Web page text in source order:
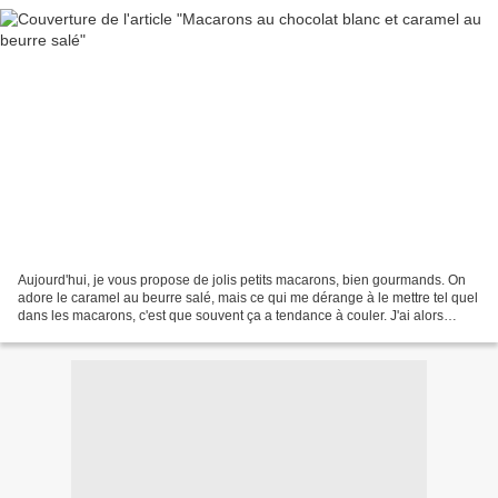
Aujourd'hui, je vous propose de jolis petits macarons, bien gourmands. On
adore le caramel au beurre salé, mais ce qui me dérange à le mettre tel quel
dans les macarons, c'est que souvent ça a tendance à couler. J'ai alors